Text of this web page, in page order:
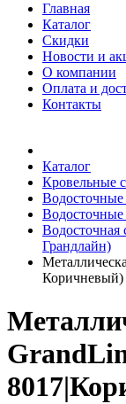
Главная
Каталог
Скидки
Новости и
О компании
Оплата и
Контакты
Каталог
Кровельные
Водосточная
Грандлайн)
Коричневый)